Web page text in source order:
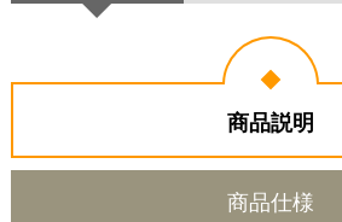
商品説明
商品仕様